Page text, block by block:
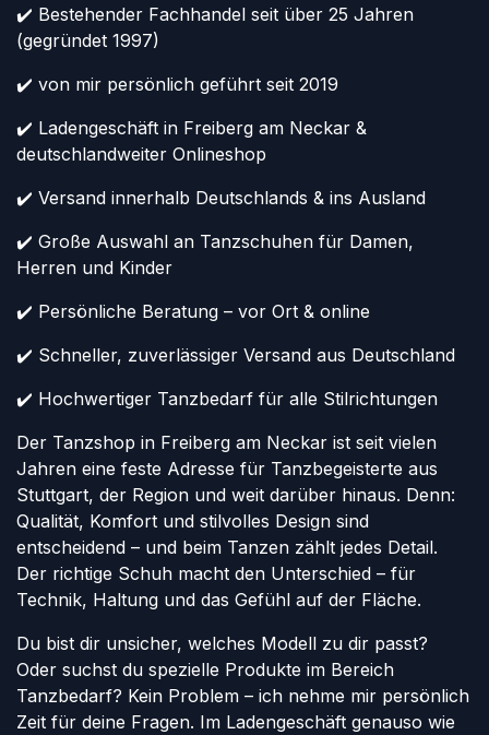
✔️ Bestehender Fachhandel seit über 25 Jahren
(gegründet 1997)
✔️ von mir persönlich geführt seit 2019
✔️ Ladengeschäft in Freiberg am Neckar &
deutschlandweiter Onlineshop
✔️ Versand innerhalb Deutschlands & ins Ausland
✔️ Große Auswahl an Tanzschuhen für Damen,
Herren und Kinder
✔️ Persönliche Beratung – vor Ort & online
✔️ Schneller, zuverlässiger Versand aus Deutschland
✔️ Hochwertiger Tanzbedarf für alle Stilrichtungen
Der Tanzshop in Freiberg am Neckar ist seit vielen
Jahren eine feste Adresse für Tanzbegeisterte aus
Stuttgart, der Region und weit darüber hinaus. Denn:
Qualität, Komfort und stilvolles Design sind
entscheidend – und beim Tanzen zählt jedes Detail.
Der richtige Schuh macht den Unterschied – für
Technik, Haltung und das Gefühl auf der Fläche.
Du bist dir unsicher, welches Modell zu dir passt?
Oder suchst du spezielle Produkte im Bereich
Tanzbedarf? Kein Problem – ich nehme mir persönlich
Zeit für deine Fragen. Im Ladengeschäft genauso wie